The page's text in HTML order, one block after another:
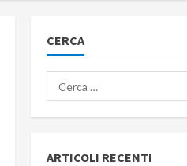
CERCA
Ricerca
per:
ARTICOLI RECENTI